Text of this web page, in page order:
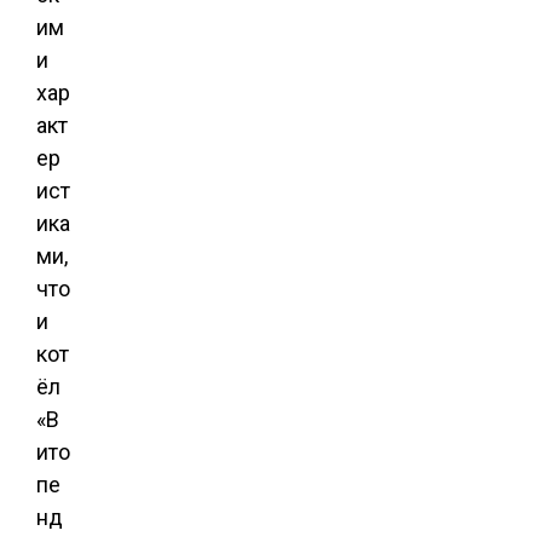
им
и
хар
акт
ер
ист
ика
ми,
что
и
кот
ёл
«В
ито
пе
нд